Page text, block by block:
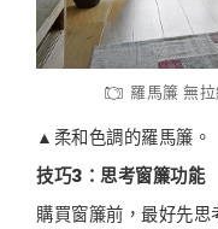
羅馬簾 無
▲柔和色調的羅馬簾。
技巧3：思考窗簾功能
購買窗簾前，最好先